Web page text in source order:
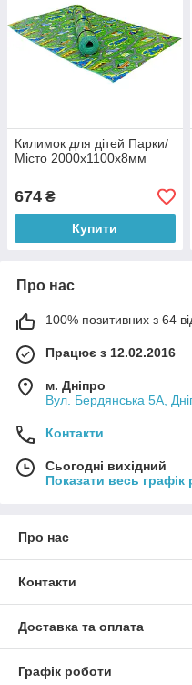
Килимок для дітей Парки/
Місто 2000х1100х8мм
674 ₴
Купити
Про нас
100% позитивних з 64
Працює з 12.02.2016
м. Дніпро
Вул. Бердянська 5А,
Контакти
Сьогодні вихідний
Показати весь графік
Про нас
Контакти
Доставка та оплата
Графік роботи